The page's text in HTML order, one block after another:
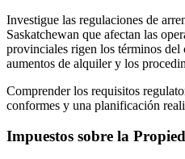
Investigue las regulaciones de
Saskatchewan que afectan las
provinciales rigen los términos del
aumentos de alquiler y los
Comprender los requisitos
conformes y una planificación
Impuestos sobre la